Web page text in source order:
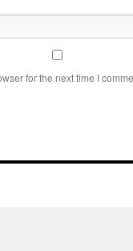
for the next time I